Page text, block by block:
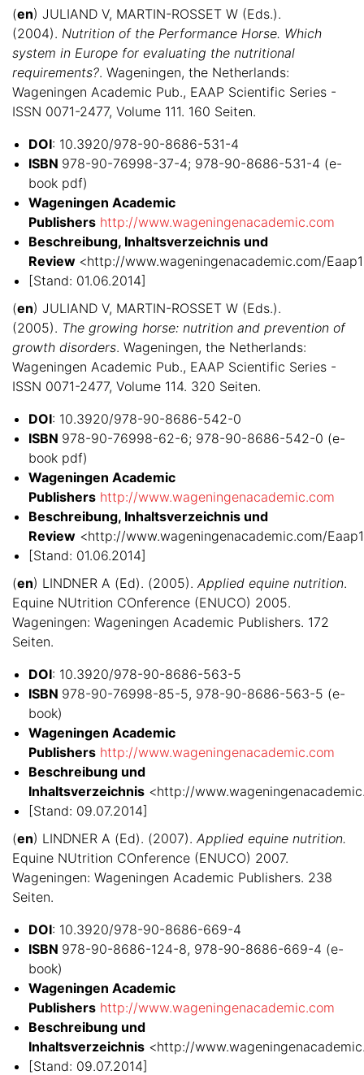
(en) JULIAND V, MARTIN-ROSSET W (Eds.).
(2004). Nutrition of the Performance Horse. Which
system in Europe for evaluating the nutritional
requirements?. Wageningen, the Netherlands:
Wageningen Academic Pub., EAAP Scientific Series -
ISSN 0071-2477, Volume 111. 160 Seiten.
DOI: 10.3920/978-90-8686-531-4
ISBN 978-90-76998-37-4; 978-90-8686-531-4 (e-
book pdf)
Wageningen Academic
Publishers http://www.wageningenacademic.com
Beschreibung, Inhaltsverzeichnis und
Review <http://www.wageningenacademic.com/
[Stand: 01.06.2014]
(en) JULIAND V, MARTIN-ROSSET W (Eds.).
(2005). The growing horse: nutrition and prevention of
growth disorders. Wageningen, the Netherlands:
Wageningen Academic Pub., EAAP Scientific Series -
ISSN 0071-2477, Volume 114. 320 Seiten.
DOI: 10.3920/978-90-8686-542-0
ISBN 978-90-76998-62-6; 978-90-8686-542-0 (e-
book pdf)
Wageningen Academic
Publishers http://www.wageningenacademic.com
Beschreibung, Inhaltsverzeichnis und
Review <http://www.wageningenacademic.com/
[Stand: 01.06.2014]
(en) LINDNER A (Ed). (2005). Applied equine nutrition.
Equine NUtrition COnference (ENUCO) 2005.
Wageningen: Wageningen Academic Publishers. 172
Seiten.
DOI: 10.3920/978-90-8686-563-5
ISBN 978-90-76998-85-5, 978-90-8686-563-5 (e-
book)
Wageningen Academic
Publishers http://www.wageningenacademic.com
Beschreibung und
Inhaltsverzeichnis <http://
[Stand: 09.07.2014]
(en) LINDNER A (Ed). (2007). Applied equine nutrition.
Equine NUtrition COnference (ENUCO) 2007.
Wageningen: Wageningen Academic Publishers. 238
Seiten.
DOI: 10.3920/978-90-8686-669-4
ISBN 978-90-8686-124-8, 978-90-8686-669-4 (e-
book)
Wageningen Academic
Publishers http://www.wageningenacademic.com
Beschreibung und
Inhaltsverzeichnis <http://
[Stand: 09.07.2014]